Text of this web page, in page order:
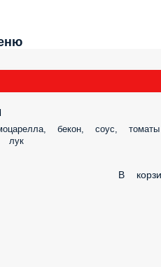
бекон, соус, томаты свежие,
В